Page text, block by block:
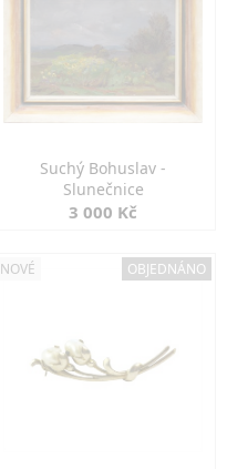
Suchý Bohuslav -
Slunečnice
3 000 Kč
NOVÉ OBJEDNÁNO